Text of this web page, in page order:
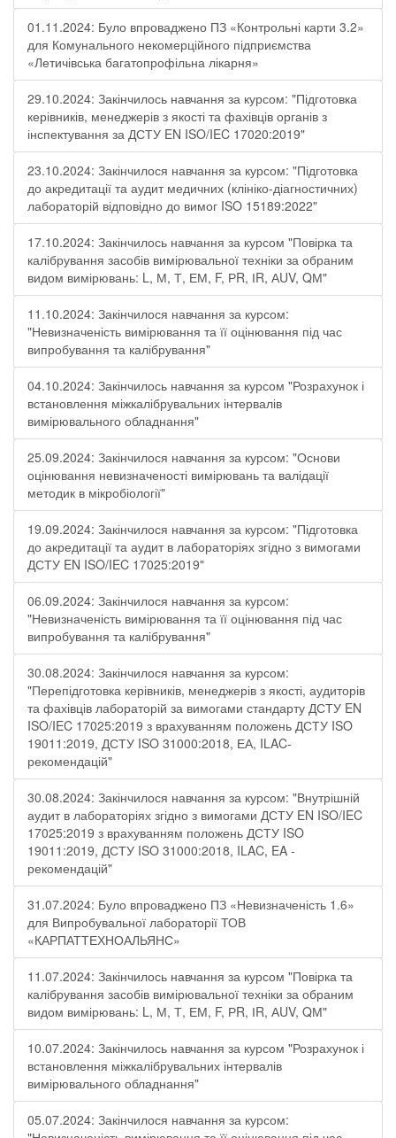
01.11.2024: Було впроваджено ПЗ «Контрольні карти 3.2»
для Комунального некомерційного підприємства
«Летичівська багатопрофільна лікарня»
29.10.2024: Закінчилось навчання за курсом: "Підготовка
керівників, менеджерів з якості та фахівців органів з
інспектування за ДСТУ EN ISO/IEC 17020:2019"
23.10.2024: Закінчилося навчання за курсом: "Підготовка
до акредитації та аудит медичних (клініко-діагностичних)
лабораторій відповідно до вимог ISO 15189:2022"
17.10.2024: Закінчилось навчання за курсом "Повірка та
калібрування засобів вимірювальної техніки за обраним
видом вимірювань: L, М, Т, ЕМ, F, РR, ІR, АUV, QМ"
11.10.2024: Закінчилося навчання за курсом:
"Невизначеність вимірювання та її оцінювання під час
випробування та калібрування"
04.10.2024: Закінчилось навчання за курсом "Розрахунок і
встановлення міжкалібрувальних інтервалів
вимірювального обладнання"
25.09.2024: Закінчилося навчання за курсом: "Основи
оцінювання невизначеності вимірювань та валідації
методик в мікробіології"
19.09.2024: Закінчилося навчання за курсом: "Підготовка
до акредитації та аудит в лабораторіях згідно з вимогами
ДСТУ EN ISO/IEC 17025:2019"
06.09.2024: Закінчилося навчання за курсом:
"Невизначеність вимірювання та її оцінювання під час
випробування та калібрування"
30.08.2024: Закінчилося навчання за курсом:
"Перепідготовка керівників, менеджерів з якості, аудиторів
та фахівців лабораторій за вимогами стандарту ДСТУ EN
ISO/IEC 17025:2019 з врахуванням положень ДСТУ ISO
19011:2019, ДСТУ ISO 31000:2018, ЕА, ILAC-
рекомендацій"
30.08.2024: Закінчилося навчання за курсом: "Внутрішній
аудит в лабораторіях згідно з вимогами ДСТУ EN ISO/IEC
17025:2019 з врахуванням положень ДСТУ ISO
19011:2019, ДСТУ ISO 31000:2018, ILAC, EA -
рекомендацій"
31.07.2024: Було впроваджено ПЗ «Невизначеність 1.6»
для Випробувальної лабораторії ТОВ
«КАРПАТТЕХНОАЛЬЯНС»
11.07.2024: Закінчилось навчання за курсом "Повірка та
калібрування засобів вимірювальної техніки за обраним
видом вимірювань: L, М, Т, ЕМ, F, РR, ІR, АUV, QМ"
10.07.2024: Закінчилось навчання за курсом "Розрахунок і
встановлення міжкалібрувальних інтервалів
вимірювального обладнання"
05.07.2024: Закінчилося навчання за курсом: